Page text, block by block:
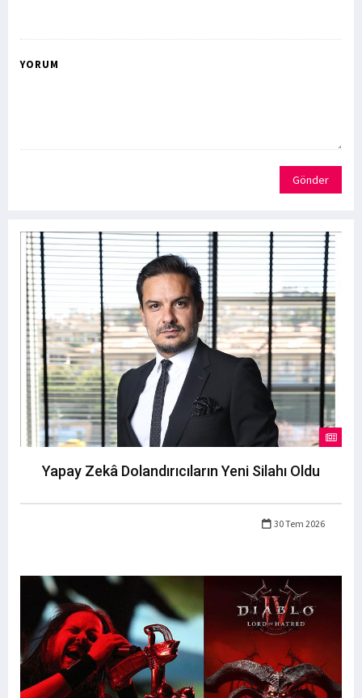
YORUM
Gönder
Yapay Zekâ Dolandırıcıların Yeni Silahı Oldu
30 Tem 2026